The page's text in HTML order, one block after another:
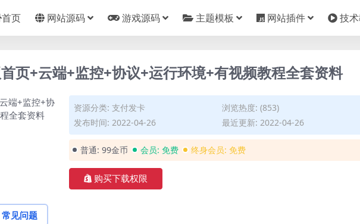
首页 网站源码 游戏源码 主题模板 网站插件 技
页+云端+监控+协议+运行环境+有视频教程全套资料
资源分类: 支付发卡
浏览热度: (853)
发布时间: 2022-04-26
最近更新: 2022-04-26
普通: 99金币 会员: 免费 终身会员: 免费
购买下载权限
常见问题